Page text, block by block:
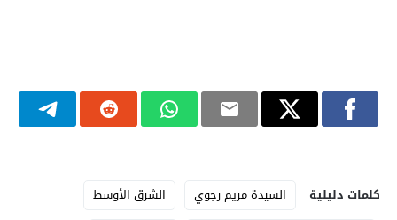
كلمات دليلية السيدة مريم رجوي
الشرق الأوسط